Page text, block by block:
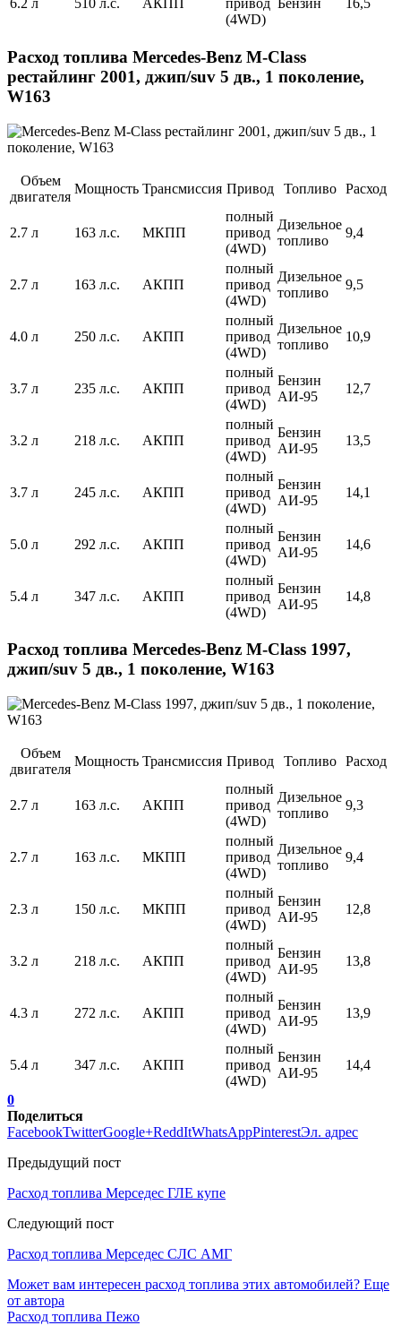
6.2 л 510 л.с. АКПП
привод
(4WD)
Бензин 16,5
Расход топлива Mercedes-Benz M-Class
рестайлинг 2001, джип/suv 5 дв., 1 поколение,
W163
Объем
двигателя
Мощность Трансмиссия Привод Топливо Расход
2.7 л 163 л.с. МКПП
полный
привод
(4WD)
Дизельное
топливо
9,4
2.7 л 163 л.с. АКПП
полный
привод
(4WD)
Дизельное
топливо
9,5
4.0 л 250 л.с. АКПП
полный
привод
(4WD)
Дизельное
топливо
10,9
3.7 л 235 л.с. АКПП
полный
привод
(4WD)
Бензин
АИ-95
12,7
3.2 л 218 л.с. АКПП
полный
привод
(4WD)
Бензин
АИ-95
13,5
3.7 л 245 л.с. АКПП
полный
привод
(4WD)
Бензин
АИ-95
14,1
5.0 л 292 л.с. АКПП
полный
привод
(4WD)
Бензин
АИ-95
14,6
5.4 л 347 л.с. АКПП
полный
привод
(4WD)
Бензин
АИ-95
14,8
Расход топлива Mercedes-Benz M-Class 1997,
джип/suv 5 дв., 1 поколение, W163
Объем
двигателя
Мощность Трансмиссия Привод Топливо Расход
2.7 л 163 л.с. АКПП
полный
привод
(4WD)
Дизельное
топливо
9,3
2.7 л 163 л.с. МКПП
полный
привод
(4WD)
Дизельное
топливо
9,4
2.3 л 150 л.с. МКПП
полный
привод
(4WD)
Бензин
АИ-95
12,8
3.2 л 218 л.с. АКПП
полный
привод
(4WD)
Бензин
АИ-95
13,8
4.3 л 272 л.с. АКПП
полный
привод
(4WD)
Бензин
АИ-95
13,9
5.4 л 347 л.с. АКПП
полный
привод
(4WD)
Бензин
АИ-95
14,4
0
Поделиться
FacebookTwitterGoogle+ReddItWhatsAppPinterestЭл. адрес
Предыдущий пост
Расход топлива Мерседес ГЛЕ купе
Следующий пост
Расход топлива Мерседес СЛС АМГ
Может вам интересен расход топлива этих автомобилей? Еще
от автора
Расход топлива Пежо